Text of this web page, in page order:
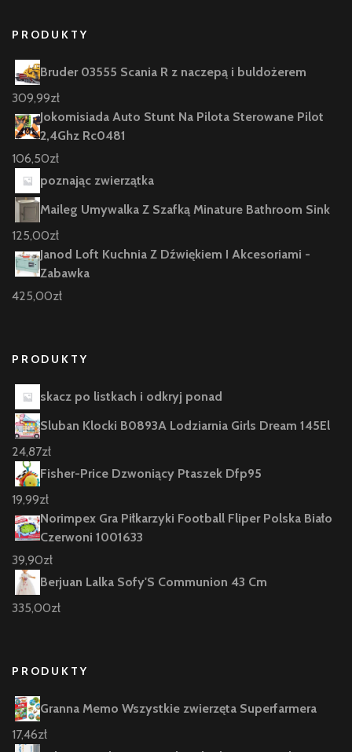
PRODUKTY
Bruder 03555 Scania R z naczepą i buldożerem
309,99zł
Jokomisiada Auto Stunt Na Pilota Sterowane Pilot
2,4Ghz Rc0481
106,50zł
poznając zwierzątka
Maileg Umywalka Z Szafką Minature Bathroom Sink
125,00zł
Janod Loft Kuchnia Z Dźwiękiem I Akcesoriami -
Zabawka
425,00zł
PRODUKTY
skacz po listkach i odkryj ponad
Sluban Klocki B0893A Lodziarnia Girls Dream 145El
24,87zł
Fisher-Price Dzwoniący Ptaszek Dfp95
19,99zł
Norimpex Gra Piłkarzyki Football Fliper Polska Biało
Czerwoni 1001633
39,90zł
Berjuan Lalka Sofy'S Communion 43 Cm
335,00zł
PRODUKTY
Granna Memo Wszystkie zwierzęta Superfarmera
17,46zł